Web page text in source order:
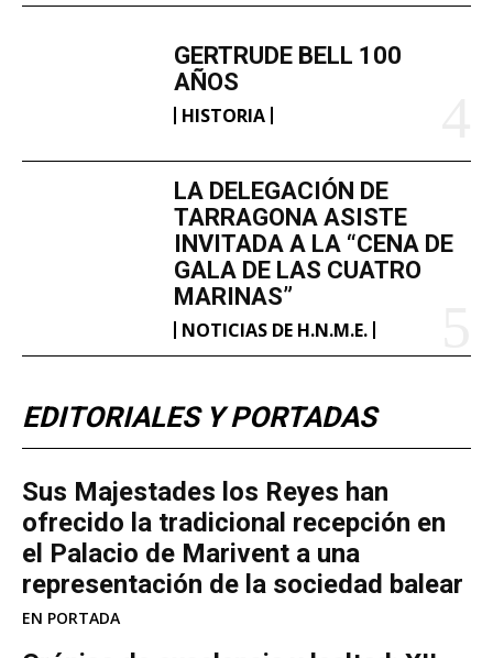
GERTRUDE BELL 100
AÑOS
HISTORIA
LA DELEGACIÓN DE
TARRAGONA ASISTE
INVITADA A LA “CENA DE
GALA DE LAS CUATRO
MARINAS”
NOTICIAS DE H.N.M.E.
EDITORIALES Y PORTADAS
​Sus Majestades los Reyes han
ofrecido la tradicional recepción en
el Palacio de Marivent​ a una
representación de la sociedad balear
EN PORTADA